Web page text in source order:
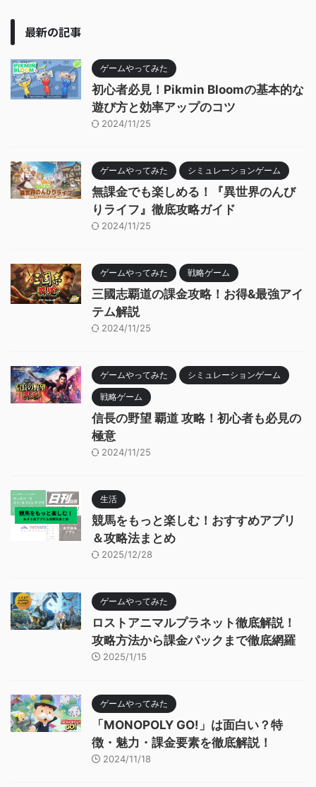
最新の記事
ゲームやってみた
初心者必見！Pikmin Bloomの基本的な
遊び方と効率アップのコツ
2024/11/25
ゲームやってみた シミュレーションゲーム
無課金でも楽しめる！『異世界のんび
りライフ』徹底攻略ガイド
2024/11/25
ゲームやってみた 戦略ゲーム
三國志覇道の課金攻略！お得&最強アイ
テム解説
2024/11/25
ゲームやってみた シミュレーションゲーム
戦略ゲーム
信長の野望 覇道 攻略！初心者も必見の
極意
2024/11/25
生活
競馬をもっと楽しむ！おすすめアプリ
＆攻略法まとめ
2025/12/28
ゲームやってみた
ロストアニマルプラネット徹底解説！
攻略方法から課金パックまで徹底網羅
2025/1/15
ゲームやってみた
「MONOPOLY GO!」は面白い？特
徴・魅力・課金要素を徹底解説！
2024/11/18